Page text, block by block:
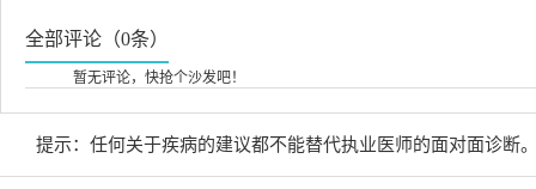
全部评论（0条）
暂无评论，快抢个沙发吧！
提示：任何关于疾病的建议都不能替代执业医师的面对面诊断